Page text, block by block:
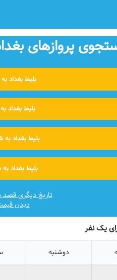
پروازهای
بلیط بغداد به شیراز جمعه ۱۶ مرداد
بلیط بغداد به شیراز شنبه ۱۷ مرداد
بلیط بغداد به شیراز یک‌شنبه ۱۸ مرداد
بلیط بغداد به شیراز دوشنبه ۱۹ مرداد
تاریخ دیگری قصد
دیدن
یک نفر
دوشنبه